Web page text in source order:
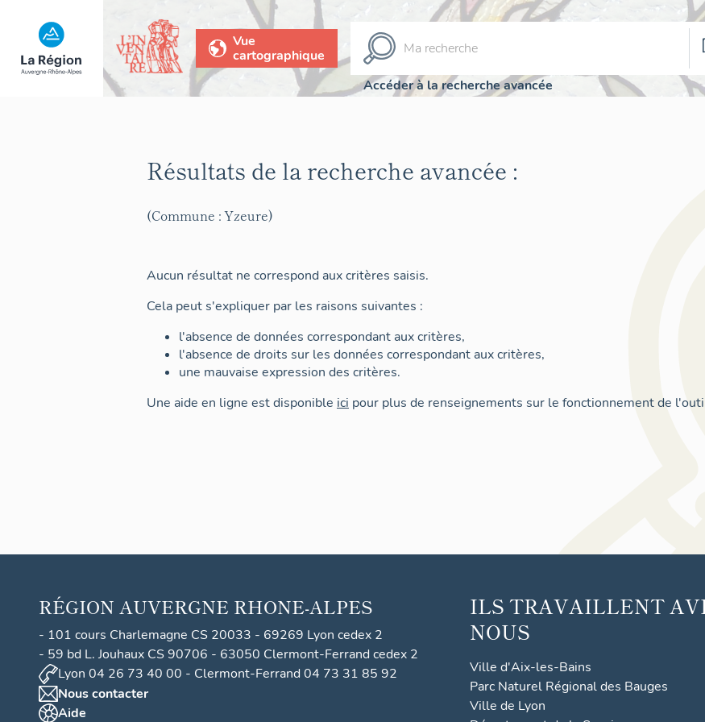
Vue
cartographique
Accéder à la recherche avancée
Résultats de la recherche avancée :
(Commune : Yzeure)
Aucun résultat ne correspond aux critères saisis.
Cela peut s'expliquer par les raisons suivantes :
l'absence de données correspondant aux critères,
l'absence de droits sur les données correspondant aux critères,
une mauvaise expression des critères.
Une aide en ligne est disponible ici pour plus de renseignements sur le fonctionnement de
RÉGION AUVERGNE RHONE-ALPES
- 101 cours Charlemagne CS 20033 - 69269 Lyon cedex 2
- 59 bd L. Jouhaux CS 90706 - 63050 Clermont-Ferrand cedex 2
Lyon 04 26 73 40 00 - Clermont-Ferrand 04 73 31 85 92
Nous contacter
Aide
ILS TRAVAILLENT
NOUS
Ville d'Aix-les-Bains
Parc Naturel Régional des Bauges
Ville de Lyon